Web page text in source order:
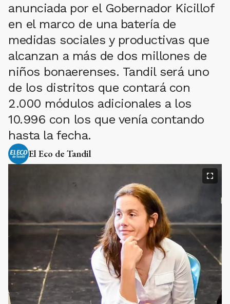
anunciada por el Gobernador Kicillof
en el marco de una batería de
medidas sociales y productivas que
alcanzan a más de dos millones de
niños bonaerenses. Tandil será uno
de los distritos que contará con
2.000 módulos adicionales a los
10.996 con los que venía contando
hasta la fecha.
El Eco de Tandil